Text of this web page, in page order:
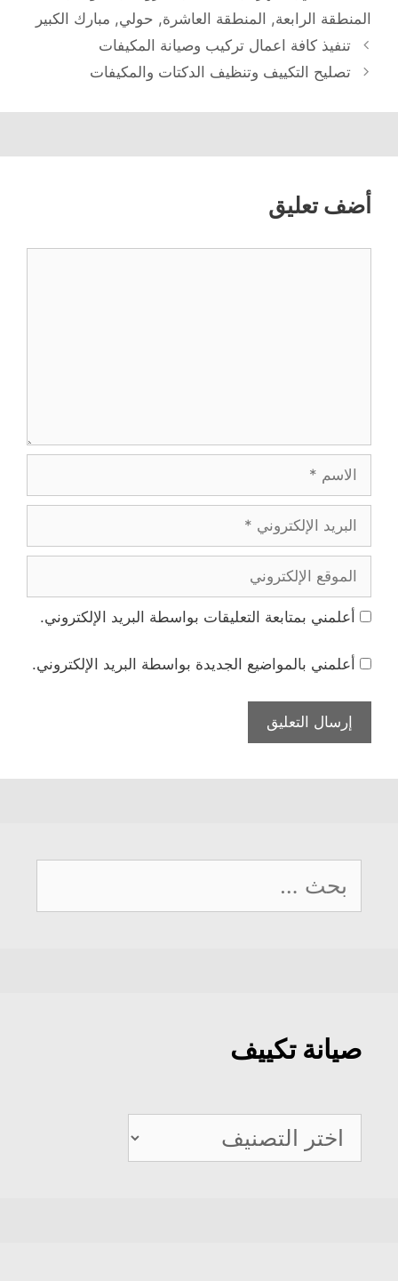
المنطقة الرابعة, المنطقة العاشرة, حولي, مبارك الكبير
تنفيذ كافة اعمال تركيب وصيانة المكيفات
تصليح التكييف وتنظيف الدكتات والمكيفات
أضف تعليق
الإلكتروني
الإلكتروني
أعلمني بمتابعة التعليقات بواسطة البريد الإلكتروني.
أعلمني بالمواضيع الجديدة بواسطة البريد الإلكتروني.
عن:
صيانة تكييف
صيانة
تكييف